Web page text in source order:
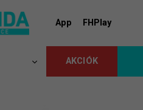
App FHPlay
AKCIÓK